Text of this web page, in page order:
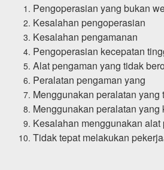
Pengoperasian yang bukan
Kesalahan pengoperasian
Kesalahan pengamanan
Pengoperasian kecepatan
Alat pengaman yang tidak
Peralatan pengaman yang
Menggunakan peralatan yang
Menggunakan peralatan yang
Kesalahan menggunakan alat
Tidak tepat melakukan